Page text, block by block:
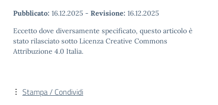
Pubblicato: 16.12.2025 - Revisione: 16.12.2025
Eccetto dove diversamente specificato, questo articolo è
stato rilasciato sotto Licenza Creative Commons
Attribuzione 4.0 Italia.
Stampa / Condividi